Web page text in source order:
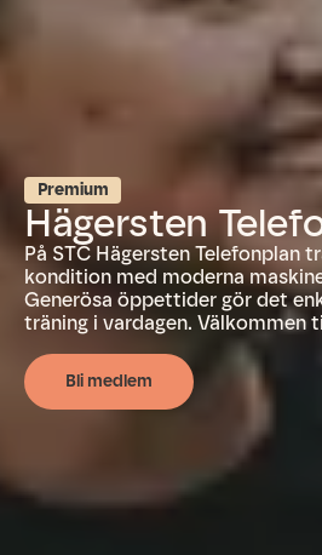
Premium
Hägersten
På STC Hägersten Telefonplan
kondition med moderna
Generösa öppettider gör det
träning i vardagen. Välkommen
Bli medlem